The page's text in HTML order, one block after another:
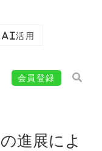
AI活用
会員登録
進展によ